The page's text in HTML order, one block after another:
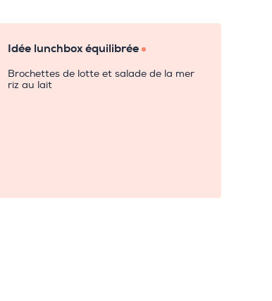
Idée lunchbox équilibrée
Brochettes de lotte et salade de la mer
riz au lait